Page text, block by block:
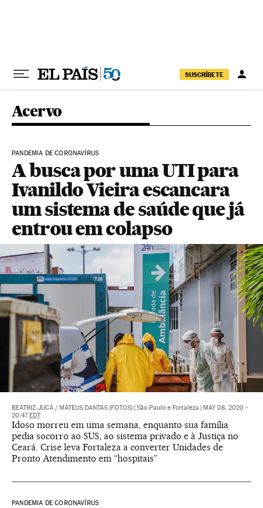
SUSCRÍBETE
Acervo
PANDEMIA DE CORONAVÍRUS
A busca por uma UTI para
Ivanildo Vieira escancara
um sistema de saúde que já
entrou em colapso
BEATRIZ JUCÁ / MATEUS DANTAS (FOTOS) São Paulo e Fortaleza
MAY 08, 2020 -
20:47 EDT
Idoso morreu em uma semana, enquanto sua família
pedia socorro ao SUS, ao sistema privado e à Justiça no
Ceará. Crise leva Fortaleza a converter Unidades de
Pronto Atendimento em “hospitais”
PANDEMIA DE CORONAVÍRUS